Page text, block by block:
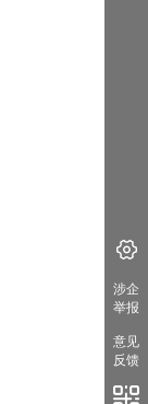
涉企
举报
意见
反馈